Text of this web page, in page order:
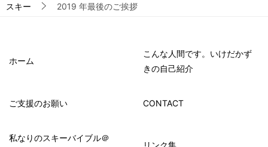
スキー
2019 年最後のご挨拶
ホーム
こんな人間です。いけだかず
きの自己紹介
ご支援のお願い CONTACT
私なりのスキーバイブル＠